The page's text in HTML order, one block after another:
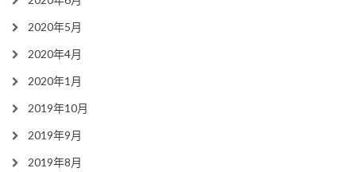
2020年5月
2020年4月
2020年1月
2019年10月
2019年9月
2019年8月